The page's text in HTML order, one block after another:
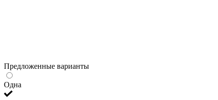
Предложенные варианты
Одна